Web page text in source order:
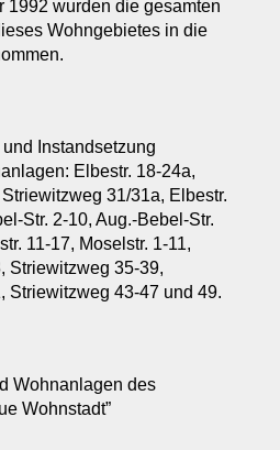
1992 wurden die gesamten
Wohngebietes in die
Instandsetzung
Elbestr. 18-24a,
31/31a, Elbestr.
Str. 2-10, Aug.-Bebel-Str.
11-17, Moselstr. 1-11,
Striewitzweg 35-39,
Striewitzweg 43-47 und 49.
Wohnanlagen des
Wohnstadt”